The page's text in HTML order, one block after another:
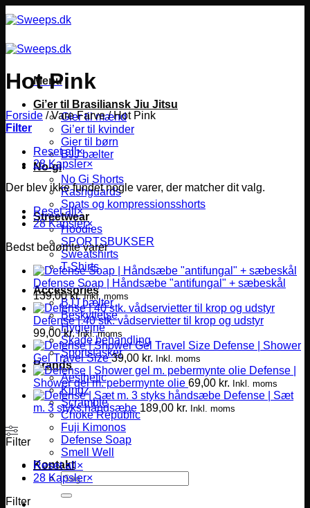
til
Menu
Gi’er til Brasiliansk Jiu Jitsu
Gier til mænd
Gi’er til kvinder
Gier til børn
BJJ bælter
No-gi
No Gi Shorts
Rashguards
Spats og kompressionsshorts
Streetwear
Hoodies
SPORTSBUKSER
Sweatshirts
T-Shirts
Accessories
BJJ bælter
Beskyttelse
Hygiejne
Skade behandling
Sportstasker
Brands
Aesthetic
Kingz
Scramble
Choke Republic
Fuji Kimonos
Defense Soap
Smell Well
Kontakt
Søg
efter:
Hot Pink
Forside /Vare Farve/Hot Pink
Filter
Reset all×
28 Kapsler×
Der blev ikke fundet nogle varer, der matcher dit valg.
Reset all×
28 Kapsler×
Bedst bedømte varer
Defense Soap | Håndsæbe "antifungal" + sæbeskål
139,00kr. Inkl. moms
Defense | 40 stk. vådservietter til krop og udstyr
99,00kr. Inkl. moms
Defense | Shower
Gel Travel Size 39,00 kr. Inkl. moms
Defense |
Shower gel m. pebermynte olie 69,00 kr. Inkl. moms
Defense | Sæt
m. 3 styks håndsæbe 189,00 kr. Inkl. moms
Filter
Reset all ×
28 Kapsler×
Filter